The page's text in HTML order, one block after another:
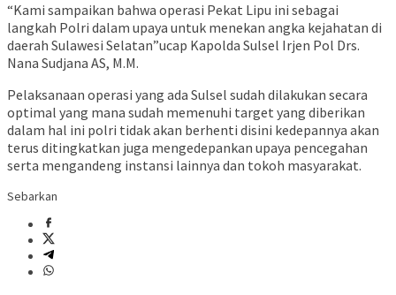
“Kami sampaikan bahwa operasi Pekat Lipu ini sebagai
langkah Polri dalam upaya untuk menekan angka kejahatan di
daerah Sulawesi Selatan”ucap Kapolda Sulsel Irjen Pol Drs.
Nana Sudjana AS, M.M.
Pelaksanaan operasi yang ada Sulsel sudah dilakukan secara
optimal yang mana sudah memenuhi target yang diberikan
dalam hal ini polri tidak akan berhenti disini kedepannya akan
terus ditingkatkan juga mengedepankan upaya pencegahan
serta mengandeng instansi lainnya dan tokoh masyarakat.
Sebarkan